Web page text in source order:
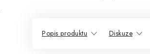
Popis produktu Diskuze